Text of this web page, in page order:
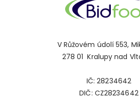
V Růžovém údolí 553,
278 01 Kralupy nad
IČ: 28234642
DIČ: CZ28234642